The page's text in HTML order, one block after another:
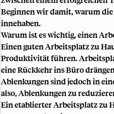
Beginnen wir damit, warum
innehaben.
Warum ist es wichtig, einen
Einen guten Arbeitsplatz zu
Produktivität führen.
eineRückkehr ins Büro
Ablenkungen sind jedoch in
also, Ablenkungen zu
Ein etablierter Arbeitsplatz zu